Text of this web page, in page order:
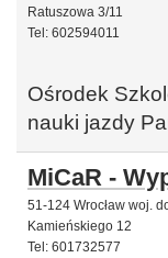
Ratuszowa 3/11
Tel: 602594011
Ośrodek
nauki jazdy
MiCaR -
51-124 Wrocław woj.
Kamieńskiego 12
Tel: 601732577